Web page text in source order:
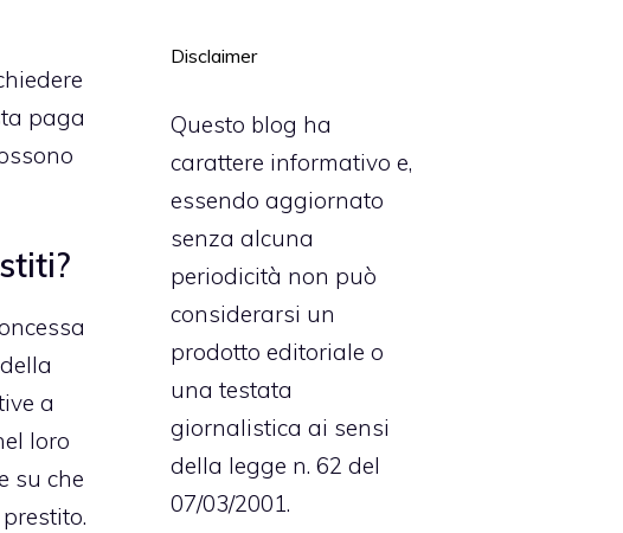
paga
a
loro
su che
Disclaimer
Questo blog ha
carattere informativo e,
essendo aggiornato
senza alcuna
periodicità non può
considerarsi un
prodotto editoriale o
una testata
giornalistica ai sensi
della legge n. 62 del
07/03/2001.